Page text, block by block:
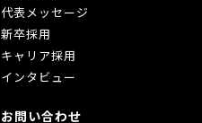
代表メッセージ
新卒採用
キャリア採用
インタビュー
お問い合わせ